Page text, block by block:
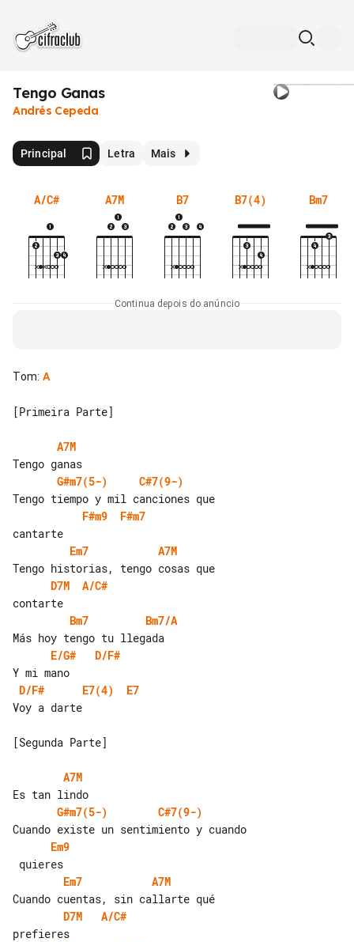
Tengo Ganas
Andrés Cepeda
Principal Letra Mais
A/C# A7M B7 B7(4) Bm7
Continua depois do anúncio
Tom: A
[Primeira Parte]
A7M
G#m7(5-)
C#7(9-)
F#m9
F#m7
Em7
A7M
D7M
A/C#
Bm7
Bm7/A
E/G#
D/F#
D/F#
E7(4)
E7
Voy a darte
[Segunda Parte]
A7M
G#m7(5-)
C#7(9-)
Em9
Em7
A7M
D7M
A/C#